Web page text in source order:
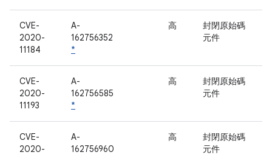
CVE-
2020-
11184
A-
162756352
*
高
封閉原始碼
元件
CVE-
2020-
11193
A-
162756585
*
高
封閉原始碼
元件
CVE-
2020-
A-
162756960
高
封閉原始碼
元件